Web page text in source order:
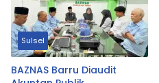
Sulsel
BAZNAS Barru Diaudit